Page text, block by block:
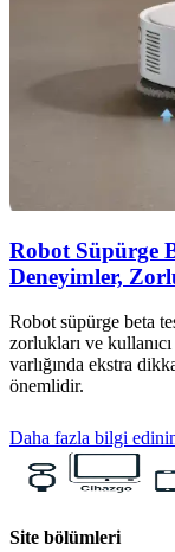
Robot Süpürge
Deneyimler,
Robot süpürge beta
zorlukları ve
varlığında ekstra
önemlidir.
Daha fazla bilgi
Site bölümleri